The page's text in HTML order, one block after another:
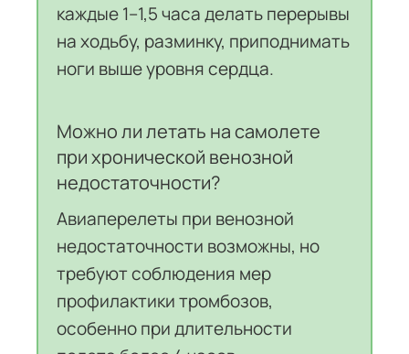
каждые 1–1,5 часа делать перерывы
на ходьбу, разминку, приподнимать
ноги выше уровня сердца.
Можно ли летать на самолете
при хронической венозной
недостаточности?
Авиаперелеты при венозной
недостаточности возможны, но
требуют соблюдения мер
профилактики тромбозов,
особенно при длительности